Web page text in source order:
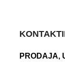
PRODAJA,